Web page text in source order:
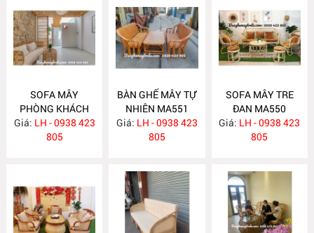
SOFA MÂY
PHÒNG KHÁCH
MA557
Giá: LH - 0938 423
805
BÀN GHẾ MÂY TỰ
NHIÊN MA551
Giá: LH - 0938 423
805
SOFA MÂY TRE
ĐAN MA550
Giá: LH - 0938 423
805